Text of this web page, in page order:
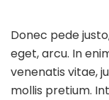
Donec pede
eget, arcu. In
venenatis vitae,
mollis pretium.